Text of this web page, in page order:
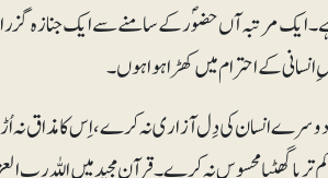
ایک مرتبہ آں حضوؐر کے سامنے سے ایک جنازہ
انسانی کے احترام میں کھڑا ہوا ہوں۔
دوسرے انسان کی دِل آزاری نہ کرے، اِس کا
یا گھٹیا محسوس نہ کرے۔ قرآن مجید میں اللہ رب